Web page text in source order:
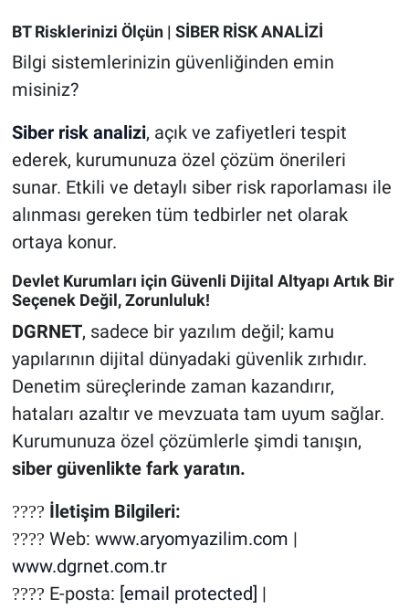
BT Risklerinizi Ölçün | SİBER RİSK ANALİZİ
Bilgi sistemlerinizin güvenliğinden emin
misiniz?
Siber risk analizi, açık ve zafiyetleri tespit
ederek, kurumunuza özel çözüm önerileri
sunar. Etkili ve detaylı siber risk raporlaması ile
alınması gereken tüm tedbirler net olarak
ortaya konur.
Devlet Kurumları için Güvenli Dijital Altyapı Artık Bir
Seçenek Değil, Zorunluluk!
DGRNET, sadece bir yazılım değil; kamu
yapılarının dijital dünyadaki güvenlik zırhıdır.
Denetim süreçlerinde zaman kazandırır,
hataları azaltır ve mevzuata tam uyum sağlar.
Kurumunuza özel çözümlerle şimdi tanışın,
siber güvenlikte fark yaratın.
???? İletişim Bilgileri:
???? Web: www.aryomyazilim.com |
www.dgrnet.com.tr
???? E-posta: [email protected] |